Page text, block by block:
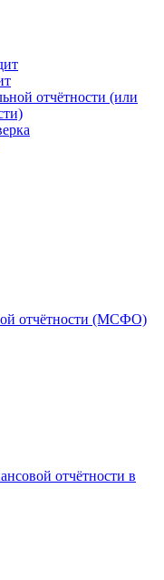
отчётности (или
отчётности (МСФО)
отчётности в